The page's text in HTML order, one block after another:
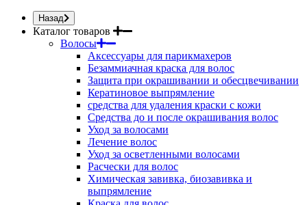
Назад
Каталог товаров
Волосы
Аксессуары для парикмахеров
Безаммиачная краска для волос
Защита при окрашивании и обесцвечивании
Кератиновое выпрямление
средства для удаления краски с кожи
Средства до и после окрашивания волос
Уход за волосами
Лечение волос
Уход за осветленными волосами
Расчески для волос
Химическая завивка, биозавивка и
выпрямление